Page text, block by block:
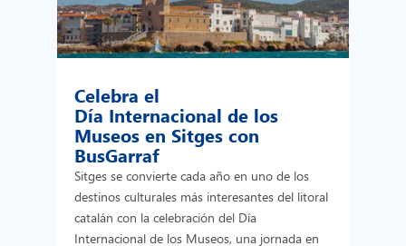
Celebra el
Día Internacional de los
Museos en Sitges con
BusGarraf
Sitges se convierte cada año en uno de los
destinos culturales más interesantes del litoral
catalán con la celebración del Día
Internacional de los Museos, una jornada en